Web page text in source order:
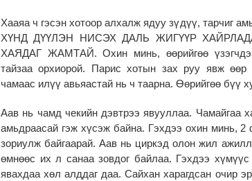
Хааяа ч гэсэн хотоор алхалж ядуу зүдүү, тарчиг
ХҮНД ДҮҮЛЭН НИСЭХ ДАЛЬ ЖИГҮҮР
ХАЯДАГ ЖАМТАЙ. Охин минь, өөрийгөө
тайзаа орхиорой. Парис хотын зах руу явж өөр
чамаас илүү авьяастай нь ч таарна. Өөрийгөө бүү
Аав нь чамд чекийн дэвтрээ явууллаа. Чамайгаа
амьдраасай гэж хүсэж байна. Гэхдээ охин минь, 2
зориулж байгаарай. Аав нь циркэд олон жил
өмнөөс их л санаа зовдог байлаа. Гэхдээ
явахдаа хөл алддаг даа. Сайхан харагдсан очир